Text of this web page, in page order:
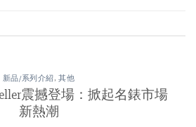
新品/系列介紹, 其他
震撼登場：掀起名錶市場
新熱潮